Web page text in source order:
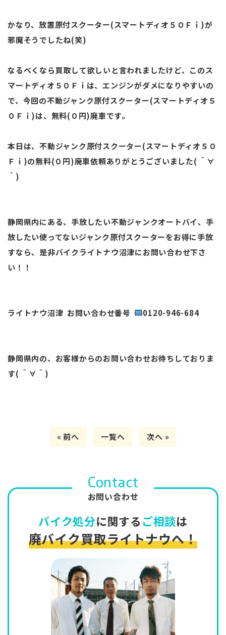
かなり、放置原付スクーター(スマートディオ５０Ｆｉ)が
邪魔そうでしたね(笑)
なるべくなら買取して欲しいと言われましたけど、このス
マートディオ５０Ｆｉは、エンジンがダメになりやすいの
で、今回の不動ジャンク原付スクーター(スマートディオ５
０Ｆｉ)は、無料(０円)廃車です。
本日は、不動ジャンク原付スクーター(スマートディオ５０
Ｆｉ)の無料(０円)廃車依頼ありがとうございました( ＾∀
＾)
静岡県内にある、手放したい不動ジャンクオートバイ、手
放したい使ってないジャンク原付スクーターをお得に手放
すなら、是非バイクライトナウ沼津にお問い合わせ下さ
い！！
ライトナウ沼津 お問い合わせ番号 0120-946-684
静岡県内の、お客様からのお問い合わせお待ちしておりま
す( ＾∀＾)
« 前へ 一覧へ 次へ »
Contact
お問い合わせ
バイク処分に関する ご相談は
廃バイク買取ライトナウへ！